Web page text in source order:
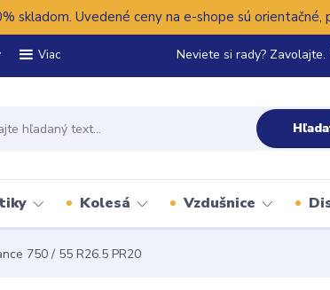
skladom. Uvedené ceny na e-shope sú
Viac Neviete si rady? Zavolajte.
Kolesá Vzdušnice
750 / 55 R26.5 PR20